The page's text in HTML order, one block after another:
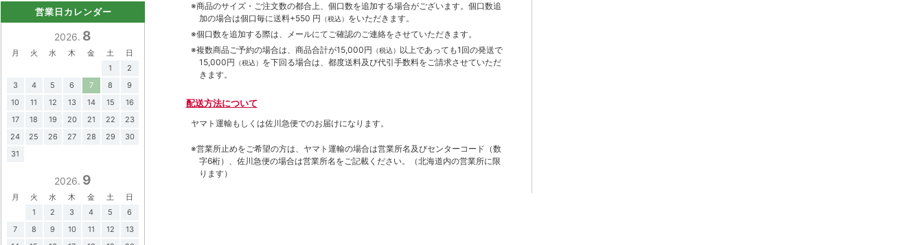
※商品のサイズ・ご注文数の都合上、個口数を追加する場合がございます。個口数追
加の場合は個口毎に送料+550 円 （税込） をいただきます。
※個口数を追加する際は、メールにてご確認のご連絡をさせていただきます。
※複数商品ご予約の場合は、商品合計が15,000円 （税込） 以上であっても1回の発送で
15,000円 （税込） を下回る場合は、都度送料及び代引手数料をご請求させていただ
きます。
配送方法について
ヤマト運輸もしくは佐川急便でのお届けになります。
※営業所止めをご希望の方は、ヤマト運輸の場合は営業所名及びセンターコード（数
字6桁）、佐川急便の場合は営業所名をご記載ください。（北海道内の営業所に限
ります）
営業日カレンダー
2026. 8
月 火 水 木 金 土
日
1
2
3
4 5 6 7 8
9
10
11 12 13 14 15
16
17
18 19 20 21 22
23
24
25 26 27 28 29
30
31
2026. 9
月 火 水 木 金 土
日
1
2 3 4 5
6
7
8 9 10 11 12
13